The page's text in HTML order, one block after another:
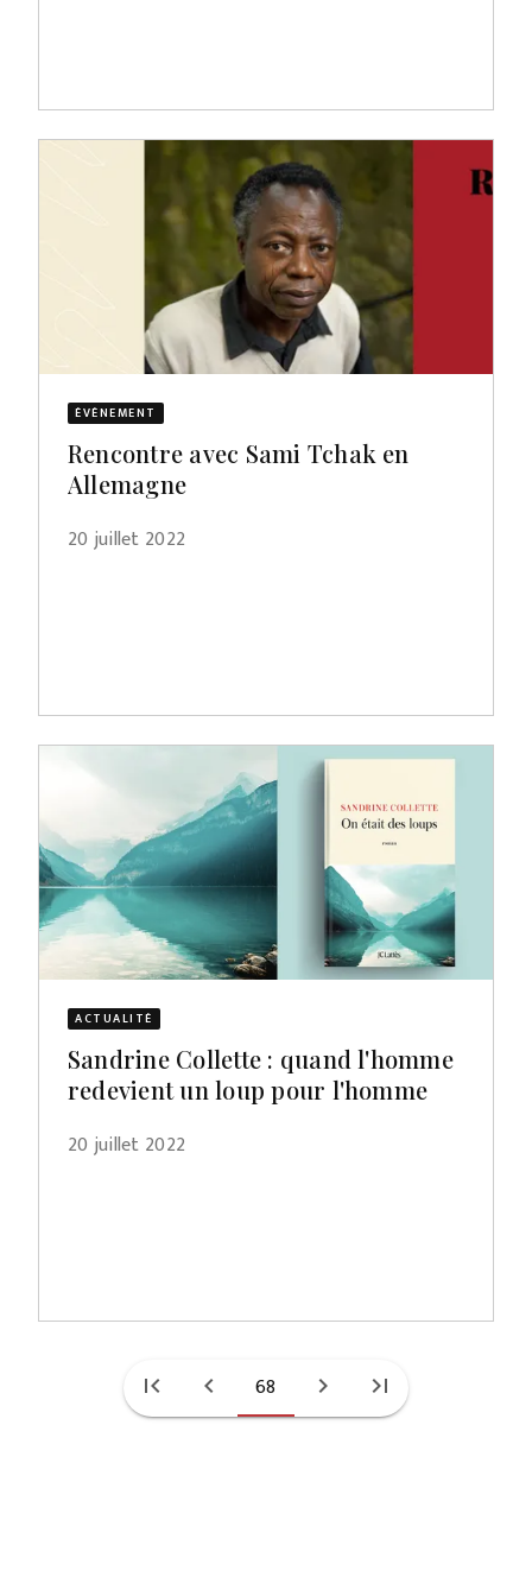
ÉVÈNEMENT
Rencontre avec Sami Tchak en
Allemagne
20 juillet 2022
ACTUALITÉ
Sandrine Collette : quand l'homme
redevient un loup pour l'homme
20 juillet 2022
first_page chevron_left 68 chevron_right last_page